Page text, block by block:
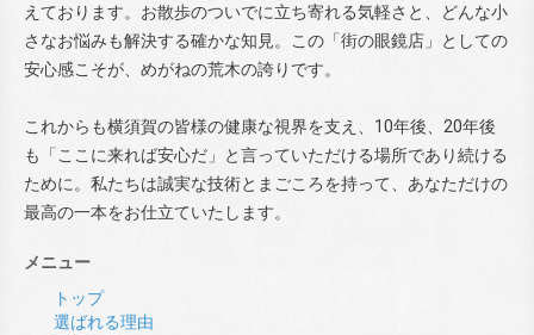
えております。お散歩のついでに立ち寄れる気軽さと、どんな小
さなお悩みも解決する確かな知見。この「街の眼鏡店」としての
安心感こそが、めがねの荒木の誇りです。
これからも横須賀の皆様の健康な視界を支え、10年後、20年後
も「ここに来れば安心だ」と言っていただける場所であり続ける
ために。私たちは誠実な技術とまごころを持って、あなただけの
最高の一本をお仕立ていたします。
メニュー
トップ
選ばれる理由